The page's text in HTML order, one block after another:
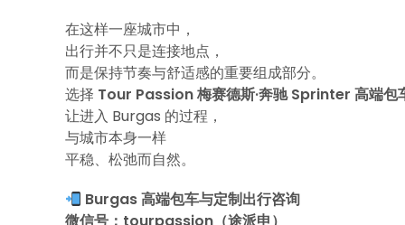
在这样一座城市中，
出行并不只是连接地点，
而是保持节奏与舒适感的重要组成部分。
选择 Tour Passion 梅赛德斯·奔驰 Sprinter 高端包
让进入 Burgas 的过程，
与城市本身一样
平稳、松弛而自然。
Burgas 高端包车与定制出行咨询